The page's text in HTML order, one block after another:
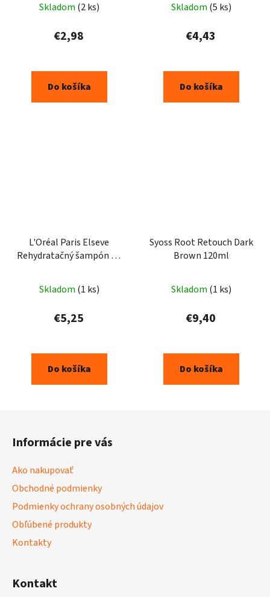
Skladom (2 ks)
€2,98
Do košíka
Skladom (5 ks)
€4,43
Do košíka
L'Oréal Paris Elseve
Rehydratačný šampón na
250ml
Skladom (1 ks)
€5,25
Do košíka
Syoss Root Retouch Dark
Brown 120ml
Skladom (1 ks)
€9,40
Do košíka
Informácie pre vás
Ako nakupovať
Obchodné podmienky
Podmienky ochrany osobných údajov
Obľúbené produkty
Kontakty
Kontakt